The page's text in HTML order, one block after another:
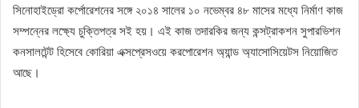
সিনোহাইড্রো কর্পোরেশনের সঙ্গে ২০১৪ সালের ১০ নভেম্বর ৪৮ মাসের মধ্যে নির্মাণ কাজ
সম্পন্নের লক্ষ্যে চুক্তিপত্র সই হয়। এই কাজ তদারকির জন্য কন্সট্রাকশন সুপারভিশন
কনসালটেন্ট হিসেবে কোরিয়া এক্সপ্রেসওয়ে করপোরেশন অ্যান্ড অ্যাসোসিয়েটস নিয়োজিত
আছে।